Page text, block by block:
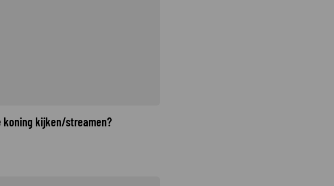
koning kijken/streamen?